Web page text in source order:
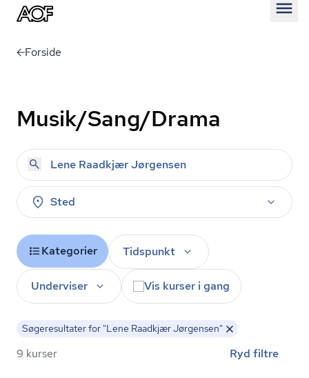
Forside
Musik/Sang/Drama
Sted
Kategorier Tidspunkt
Underviser Vis kurser i gang
Søgeresultater for "Lene Raadkjær Jørgensen"
9 kurser Ryd filtre